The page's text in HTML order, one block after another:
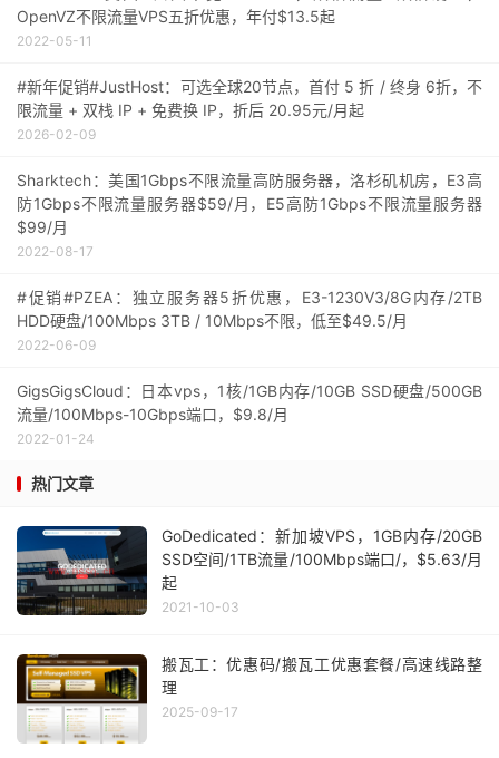
OpenVZ不限流量VPS五折优惠，年付$13.5起
2022-05-11
#新年促销#JustHost：可选全球20节点，首付 5 折 / 终身 6折，不
限流量 + 双栈 IP + 免费换 IP，折后 20.95元/月起
2026-02-09
Sharktech：美国1Gbps不限流量高防服务器，洛杉矶机房，E3高
防1Gbps不限流量服务器$59/月，E5高防1Gbps不限流量服务器
$99/月
2022-08-17
#促销#PZEA：独立服务器5折优惠，E3-1230V3/8G内存/2TB
HDD硬盘/100Mbps 3TB / 10Mbps不限，低至$49.5/月
2022-06-09
GigsGigsCloud：日本vps，1核/1GB内存/10GB SSD硬盘/500GB
流量/100Mbps-10Gbps端口，$9.8/月
2022-01-24
热门文章
GoDedicated：新加坡VPS，1GB内存/20GB
SSD空间/1TB流量/100Mbps端口/，$5.63/月
起
2021-10-03
搬瓦工：优惠码/搬瓦工优惠套餐/高速线路整
理
2025-09-17